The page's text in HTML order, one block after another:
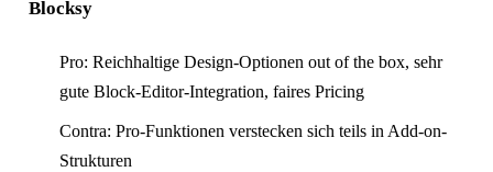
Blocksy
Pro: Reichhaltige Design-Optionen out of the box, sehr
gute Block-Editor-Integration, faires Pricing
Contra: Pro-Funktionen verstecken sich teils in Add-on-
Strukturen